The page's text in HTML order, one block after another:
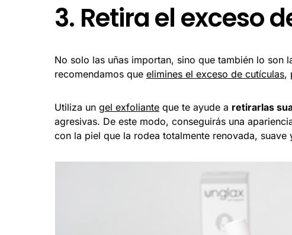
3. Retira el exceso
No solo las uñas importan, sino que también lo son
recomendamos que elimines el exceso de cutículas,
Utiliza un gel exfoliante que te ayude a retirarlas
agresivas. De este modo, conseguirás una
con la piel que la rodea totalmente renovada, suave